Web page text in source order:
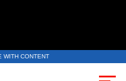
WITH CONTENT